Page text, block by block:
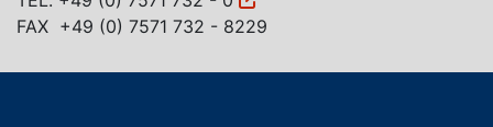
FAX +49 (0) 7571 732 - 8229